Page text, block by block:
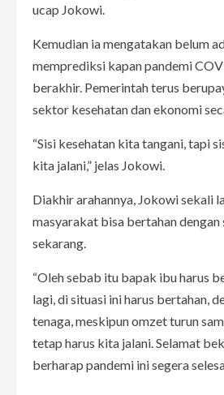
ucap Jokowi.
Kemudian ia mengatakan belum
memprediksi kapan pandemi
berakhir. Pemerintah terus
sektor kesehatan dan ekonomi
“Sisi kesehatan kita tangani, tapi
kita jalani,” jelas Jokowi.
Diakhir arahannya, Jokowi sekali
masyarakat bisa bertahan dengan
sekarang.
“Oleh sebab itu bapak ibu harus
lagi, di situasi ini harus bertahan,
tenaga, meskipun omzet turun
tetap harus kita jalani. Selamat
berharap pandemi ini segera